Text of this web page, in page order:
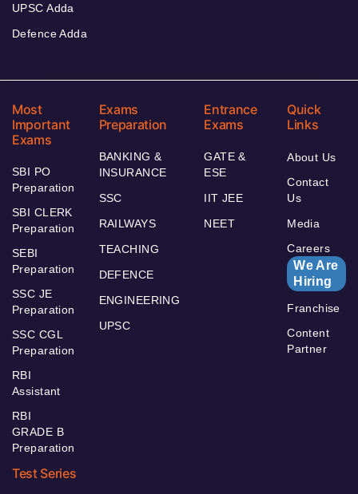
UPSC Adda
Defence Adda
Most
Important
Exams
SBI PO
Preparation
SBI CLERK
Preparation
SEBI
Preparation
SSC JE
Preparation
SSC CGL
Preparation
RBI
Assistant
RBI
GRADE B
Preparation
Exams
Preparation
BANKING &
INSURANCE
SSC
RAILWAYS
TEACHING
DEFENCE
ENGINEERING
UPSC
Entrance
Exams
GATE &
ESE
IIT JEE
NEET
Quick
Links
About Us
Contact
Us
Media
Careers
We Are
Hiring
Franchise
Content
Partner
Test Series